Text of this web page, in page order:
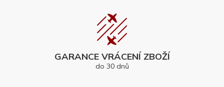
GARANCE VRÁCENÍ ZBOŽÍ
do 30 dnů